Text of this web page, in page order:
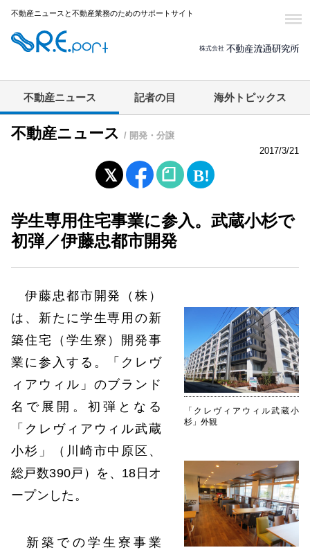
不動産ニュースと不動産業務のためのサポートサイト
不動産ニュース 記者の目 海外トピックス
不動産ニュース / 開発・分譲
2017/3/21
学生専用住宅事業に参入。武蔵小杉で
初弾／伊藤忠都市開発
「クレヴィアウィル武蔵小
杉」外観
伊藤忠都市開発（株）
は、新たに学生専用の新
築住宅（学生寮）開発事
業に参入する。「クレヴ
ィアウィル」のブランド
名で展開。初弾となる
「クレヴィアウィル武蔵
小杉」（川崎市中原区、
総戸数390戸）を、18日オ
ープンした。
新築での学生寮事業